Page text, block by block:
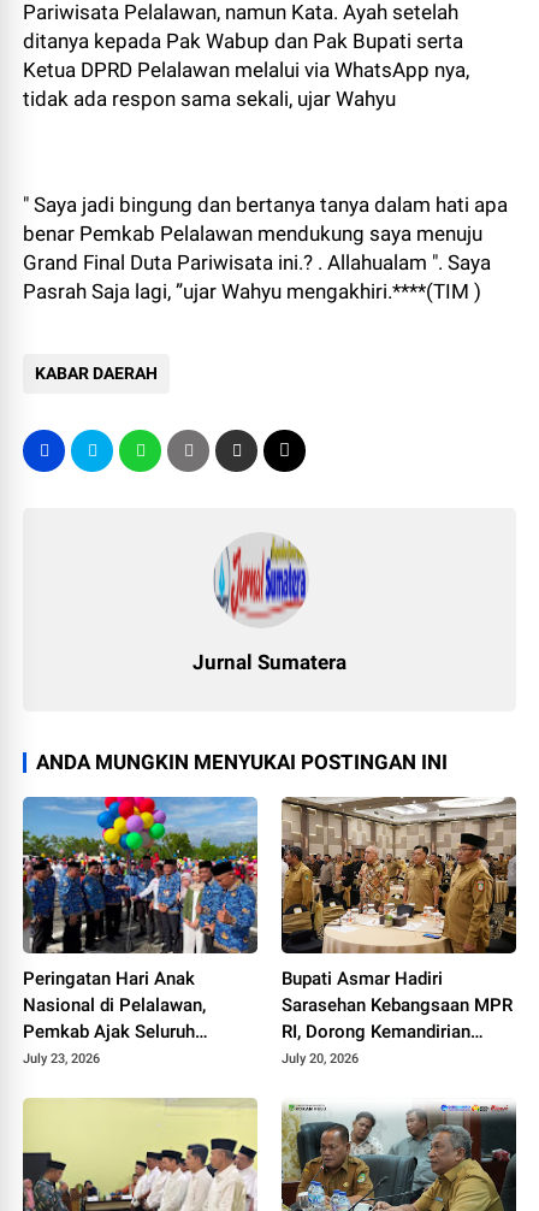
Pariwisata Pelalawan, namun Kata. Ayah setelah
ditanya kepada Pak Wabup dan Pak Bupati serta
Ketua DPRD Pelalawan melalui via WhatsApp nya,
tidak ada respon sama sekali, ujar Wahyu
" Saya jadi bingung dan bertanya tanya dalam hati apa
benar Pemkab Pelalawan mendukung saya menuju
Grand Final Duta Pariwisata ini.? . Allahualam ". Saya
Pasrah Saja lagi, ”ujar Wahyu mengakhiri.****(TIM )
KABAR DAERAH
Jurnal Sumatera
ANDA MUNGKIN MENYUKAI POSTINGAN INI
Peringatan Hari Anak
Nasional di Pelalawan,
Pemkab Ajak Seluruh
Elemen Wujudkan Generasi
July 23, 2026
Bupati Asmar Hadiri
Sarasehan Kebangsaan MPR
RI, Dorong Kemandirian
Fiskal Daerah
July 20, 2026